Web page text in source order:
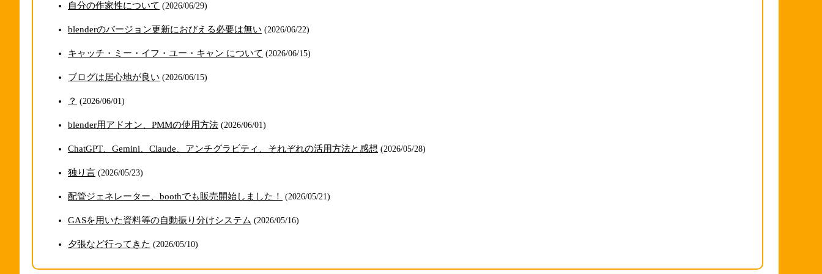
自分の作家性について (2026/06/29)
blenderのバージョン更新におびえる必要は無い (2026/06/22)
キャッチ・ミー・イフ・ユー・キャン について (2026/06/15)
ブログは居心地が良い (2026/06/15)
？ (2026/06/01)
blender用アドオン、PMMの使用方法 (2026/06/01)
ChatGPT、Gemini、Claude、アンチグラビティ、それぞれの活用方法と感想 (2026/05/28)
独り言 (2026/05/23)
配管ジェネレーター、boothでも販売開始しました！ (2026/05/21)
GASを用いた資料等の自動振り分けシステム (2026/05/16)
夕張など行ってきた (2026/05/10)